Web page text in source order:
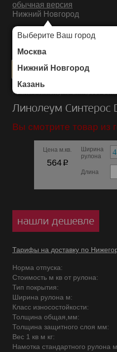
обычная версия
Нижний Новгород
Выберите Ваш город
Москва
Нижний Новгород
Казань
ИНТЕРНЕТ-МАГАЗИН НАПОЛЬНЫХ
Каталог/Линолеум/Синтерос/Delta
Линолеум Синтерос
Вы смотрите товар из
Цена м.кв.
564p
Ширина
рулона
Длина
нашли дешевле
Тарифы на доставку по
Норма отпуска:
Стоимость м кв от рулона:
Тип покрытия:
Ширина рулона м:
Класс износостойкости:
Толщина общая,мм:
Толщина защитного слоя мм:
Вес 1 кв м кг:
Намотка стандартного рулона